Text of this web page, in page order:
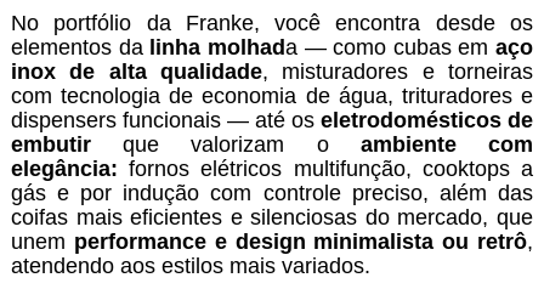
No portfólio da Franke, você encontra desde os
elementos da linha molhada — como cubas emaço
inox de alta qualidade, misturadores e torneiras
com tecnologia de economia de água, trituradores e
dispensers funcionais — até oseletrodomésticos de
embutirque valorizam o ambiente com
elegância: fornos elétricos multifunção, cooktops a
gás e por indução com controle preciso, além das
coifas mais eficientes e silenciosas do mercado, que
unem performance e design minimalista ou retrô,
atendendo aos estilos mais variados.